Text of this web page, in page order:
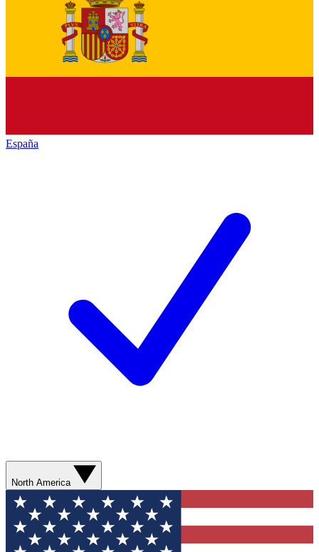
España
North America